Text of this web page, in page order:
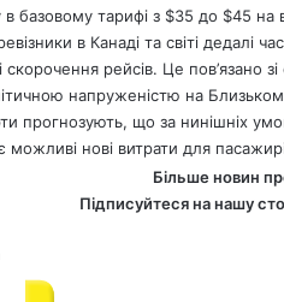
в базовому тарифі з $35 до $45 на
в Канаді та світі
скорочення рейсів. Це
напруженістю на
прогнозують, що за нинішніх
можливі нові витрати для
Більше новин
Підписуйтеся на нашу